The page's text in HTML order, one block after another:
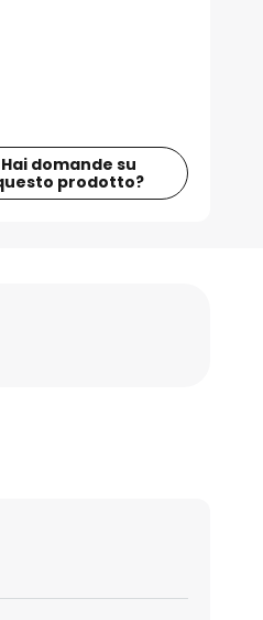
Hai domande su
prodotto?